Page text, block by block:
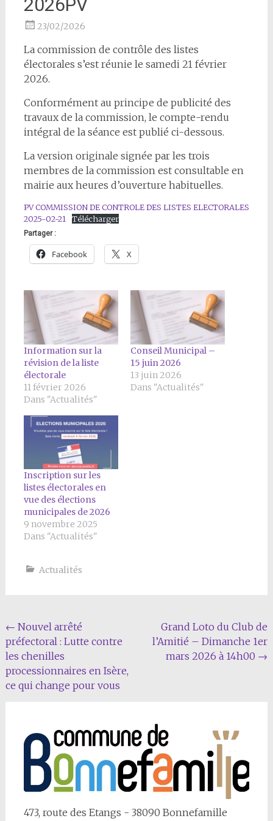
2026PV
23/02/2026
La commission de contrôle des listes
électorales s’est réunie le samedi 21 février
2026.
Conformément au principe de publicité des
travaux de la commission, le compte-rendu
intégral de la séance est publié ci-dessous.
La version originale signée par les trois
membres de la commission est consultable en
mairie aux heures d’ouverture habituelles.
PV COMMISSION DE CONTROLE DES LISTES ELECTORALES
2025-02-21
Télécharger
Partager :
Facebook X
Information sur la
révision de la liste
électorale
11 février 2026
Dans "Actualités"
Conseil Municipal –
15 juin 2026
13 juin 2026
Dans "Actualités"
Inscription sur les
listes électorales en
vue des élections
municipales de 2026
9 novembre 2025
Dans "Actualités"
Actualités
Navigation
Article
← Nouvel arrêté
préfectoral : Lutte contre
les chenilles
processionnaires en Isère,
ce qui change pour vous
Grand Loto du Club de
l’Amitié – Dimanche 1er
mars 2026 à 14h00 →
473, route des Etangs - 38090 Bonnefamille